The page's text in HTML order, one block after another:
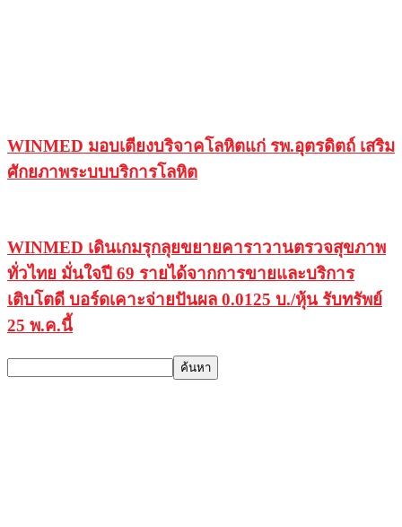
WINMED มอบเตียงบริจาคโลหิตแก่ รพ.อุตรดิตถ์ เสริม
ศักยภาพระบบบริการโลหิต
WINMED เดินเกมรุกลุยขยายคาราวานตรวจสุขภาพ
ทั่วไทย มั่นใจปี 69 รายได้จากการขายและบริการ
เติบโตดี บอร์ดเคาะจ่ายปันผล 0.0125 บ./หุ้น รับทรัพย์
25 พ.ค.นี้